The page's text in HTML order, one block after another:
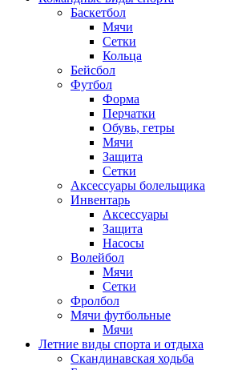
Баскетбол
Мячи
Сетки
Кольца
Бейсбол
Футбол
Форма
Перчатки
Обувь, гетры
Мячи
Защита
Сетки
Аксессуары болельщика
Инвентарь
Аксессуары
Защита
Насосы
Волейбол
Мячи
Сетки
Фролбол
Мячи футбольные
Мячи
Летние виды спорта и отдыха
Скандинавская ходьба